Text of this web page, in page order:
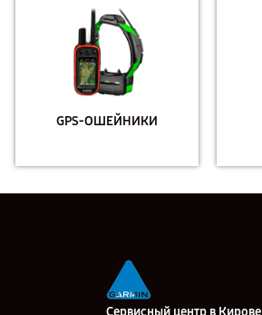
GPS-ОШЕЙНИКИ
Сервисный центр в Кирове